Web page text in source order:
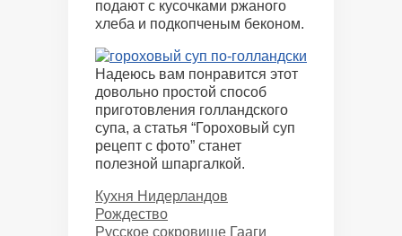
подают с кусочками ржаного
хлеба и подкопченым беконом.
Надеюсь вам понравится этот
довольно простой способ
приготовления голландского
супа, а статья “Гороховый суп
рецепт с фото” станет
полезной шпаргалкой.
Categories
Кухня Нидерландов
Рождество
Русское сокровище Гааги